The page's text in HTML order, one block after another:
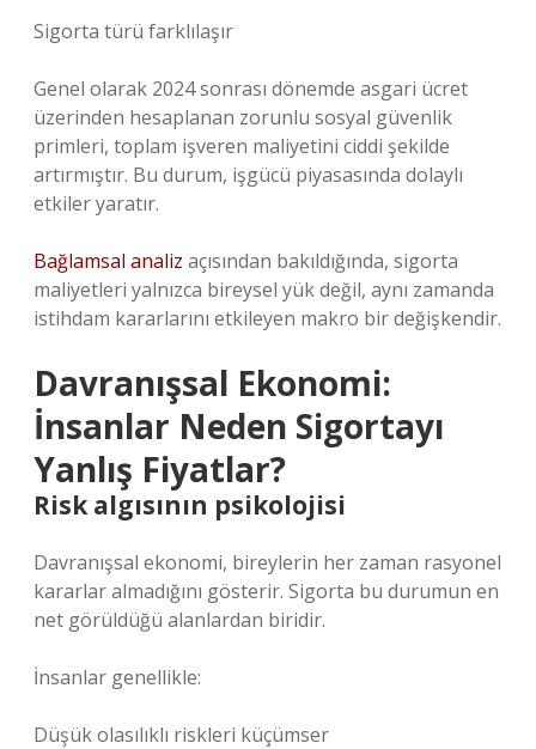
Sigorta türü farklılaşır
Genel olarak 2024 sonrası dönemde asgari ücret
üzerinden hesaplanan zorunlu sosyal güvenlik
primleri, toplam işveren maliyetini ciddi şekilde
artırmıştır. Bu durum, işgücü piyasasında dolaylı
etkiler yaratır.
Bağlamsal analiz açısından bakıldığında, sigorta
maliyetleri yalnızca bireysel yük değil, aynı zamanda
istihdam kararlarını etkileyen makro bir değişkendir.
Davranışsal Ekonomi:
İnsanlar Neden Sigortayı
Yanlış Fiyatlar?
Risk algısının psikolojisi
Davranışsal ekonomi, bireylerin her zaman rasyonel
kararlar almadığını gösterir. Sigorta bu durumun en
net görüldüğü alanlardan biridir.
İnsanlar genellikle:
Düşük olasılıklı riskleri küçümser